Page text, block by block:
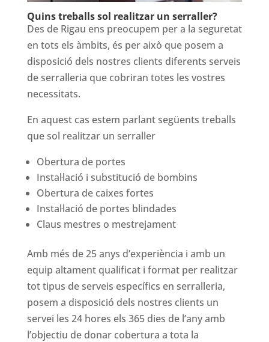
Quins treballs sol realitzar un serraller?
Des de Rigau ens preocupem per a la seguretat
en tots els àmbits, és per això que posem a
disposició dels nostres clients diferents serveis
de serralleria que cobriran totes les vostres
necessitats.
En aquest cas estem parlant següents treballs
que sol realitzar un serraller
Obertura de portes
Instal·lació i substitució de bombins
Obertura de caixes fortes
Instal·lació de portes blindades
Claus mestres o mestrejament
Amb més de 25 anys d’experiència i amb un
equip altament qualificat i format per realitzar
tot tipus de serveis específics en serralleria,
posem a disposició dels nostres clients un
servei les 24 hores els 365 dies de l’any amb
l’objectiu de donar cobertura a tota la